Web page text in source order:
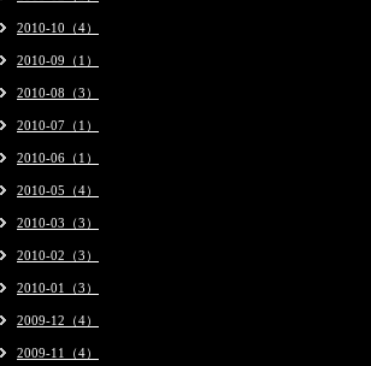
2010-10（4）
2010-09（1）
2010-08（3）
2010-07（1）
2010-06（1）
2010-05（4）
2010-03（3）
2010-02（3）
2010-01（3）
2009-12（4）
2009-11（4）